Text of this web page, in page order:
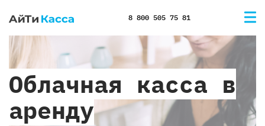
8 800 505 75 81
Облачная касса в
аренду